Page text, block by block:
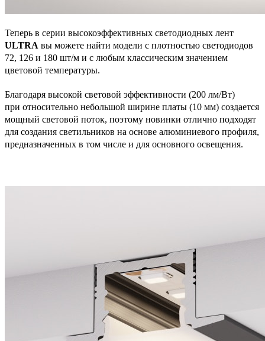
Теперь в серии высокоэффективных светодиодных лент
ULTRA вы можете найти модели с плотностью светодиодов
72, 126 и 180 шт/м и с любым классическим значением
цветовой температуры.
Благодаря высокой световой эффективности (200 лм/Вт)
при относительно небольшой ширине платы (10 мм) создается
мощный световой поток, поэтому новинки отлично подходят
для создания светильников на основе алюминиевого профиля,
предназначенных в том числе и для основного освещения.